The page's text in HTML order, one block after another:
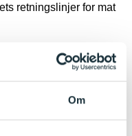
Om
retningslinjer for mat
barnehagene
fra Secilia som lager